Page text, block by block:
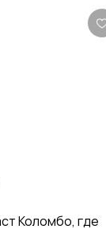
Коломбо, где